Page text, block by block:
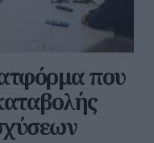
που